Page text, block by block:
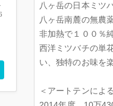
八ヶ岳の日本ミツ
八ヶ岳南麓の無農
非加熱で１００％
西洋ミツバチの単
い、独特のお味を
＜アートテンによ